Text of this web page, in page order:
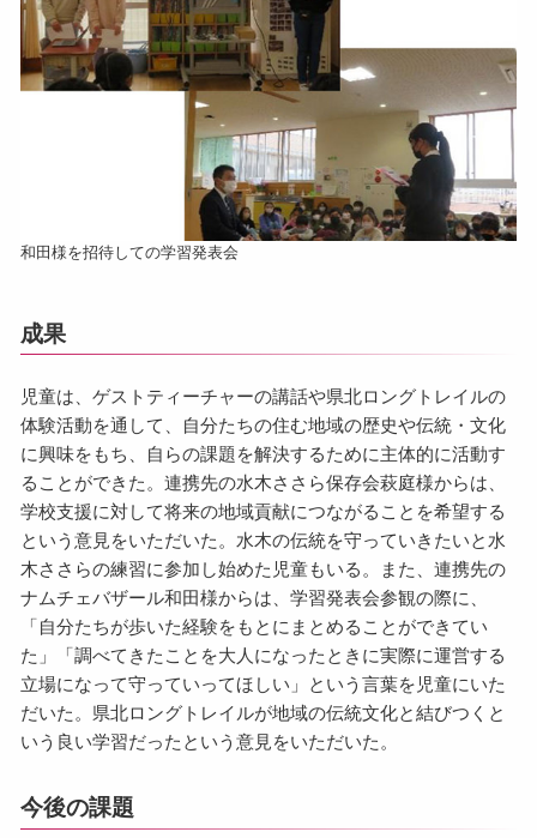
和田様を招待しての学習発表会
成果
児童は、ゲストティーチャーの講話や県北ロングトレイルの
体験活動を通して、自分たちの住む地域の歴史や伝統・文化
に興味をもち、自らの課題を解決するために主体的に活動す
ることができた。連携先の水木ささら保存会萩庭様からは、
学校支援に対して将来の地域貢献につながることを希望する
という意見をいただいた。水木の伝統を守っていきたいと水
木ささらの練習に参加し始めた児童もいる。また、連携先の
ナムチェバザール和田様からは、学習発表会参観の際に、
「自分たちが歩いた経験をもとにまとめることができてい
た」「調べてきたことを大人になったときに実際に運営する
立場になって守っていってほしい」という言葉を児童にいた
だいた。県北ロングトレイルが地域の伝統文化と結びつくと
いう良い学習だったという意見をいただいた。
今後の課題